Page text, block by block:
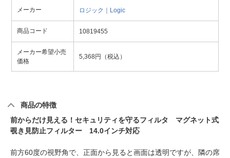
メーカー ロジック｜Logic
商品コード 10819455
メーカー希望小売
価格
5,368円（税込）
商品の特徴
前からだけ見える！セキュリティを守るフィルタ マグネット式
覗き見防止フィルター 14.0インチ対応
前方60度の視野角で、正面から見ると画面は透明ですが、隣の席